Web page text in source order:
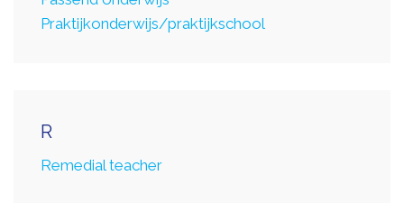
Praktijkonderwijs/praktijkschool
R
Remedial teacher